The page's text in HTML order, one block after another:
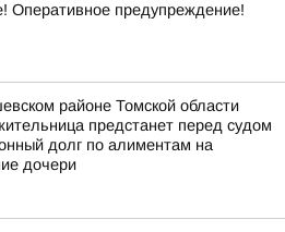
Оперативное предупреждение!
районе Томской области
предстанет перед судом
долг по алиментам на
дочери